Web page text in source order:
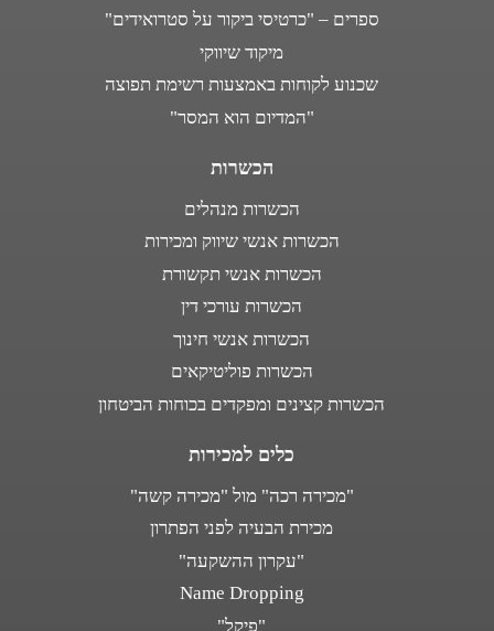
ספרים – "כרטיסי ביקור על סטרואידים"
מיקוד שיווקי
שכנוע לקוחות באמצעות רשימת תפוצה
"המדיום הוא המסר"
הכשרות
הכשרות מנהלים
הכשרות אנשי שיווק ומכירות
הכשרות אנשי תקשורת
הכשרות עורכי דין
הכשרות אנשי חינוך
הכשרות פוליטיקאים
הכשרות קצינים ומפקדים בכוחות הביטחון
כלים למכירות
"מכירה רכה" מול "מכירה קשה"
מכירת הבעיה לפני הפתרון
"עקרון ההשקעה"
Name Dropping
"פיקל"